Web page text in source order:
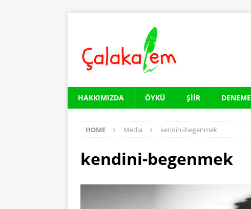
HAKKIMIZDA ÖYKÜ ŞIIR DENEME
HOME Media kendini-begenmek
kendini-begenmek